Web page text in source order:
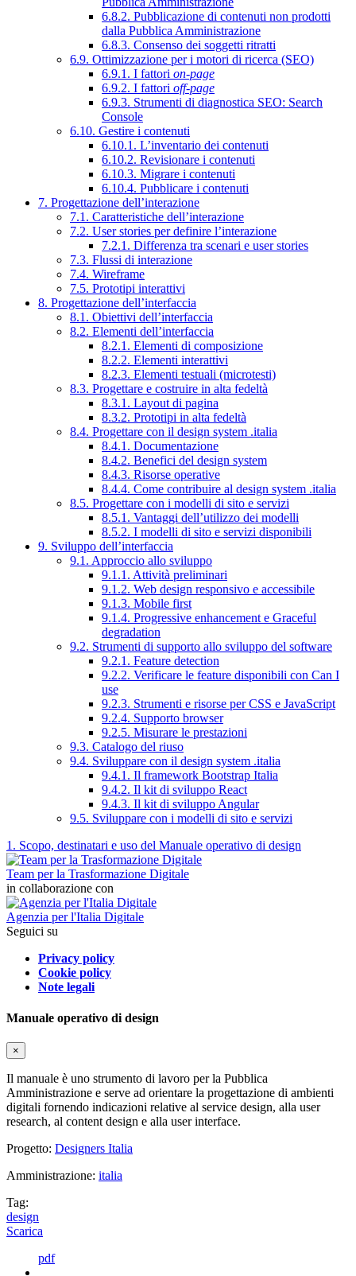
6.8.2. Pubblicazione di contenuti non prodotti
dalla Pubblica Amministrazione
6.8.3. Consenso dei soggetti ritratti
6.9. Ottimizzazione per i motori di ricerca (SEO)
6.9.1. I fattori on-page
6.9.2. I fattori off-page
6.9.3. Strumenti di diagnostica SEO: Search
Console
6.10. Gestire i contenuti
6.10.1. L’inventario dei contenuti
6.10.2. Revisionare i contenuti
6.10.3. Migrare i contenuti
6.10.4. Pubblicare i contenuti
7. Progettazione dell’interazione
7.1. Caratteristiche dell’interazione
7.2. User stories per definire l’interazione
7.2.1. Differenza tra scenari e user stories
7.3. Flussi di interazione
7.4. Wireframe
7.5. Prototipi interattivi
8. Progettazione dell’interfaccia
8.1. Obiettivi dell’interfaccia
8.2. Elementi dell’interfaccia
8.2.1. Elementi di composizione
8.2.2. Elementi interattivi
8.2.3. Elementi testuali (microtesti)
8.3. Progettare e costruire in alta fedeltà
8.3.1. Layout di pagina
8.3.2. Prototipi in alta fedeltà
8.4. Progettare con il design system .italia
8.4.1. Documentazione
8.4.2. Benefici del design system
8.4.3. Risorse operative
8.4.4. Come contribuire al design system .italia
8.5. Progettare con i modelli di sito e servizi
8.5.1. Vantaggi dell’utilizzo dei modelli
8.5.2. I modelli di sito e servizi disponibili
9. Sviluppo dell’interfaccia
9.1. Approccio allo sviluppo
9.1.1. Attività preliminari
9.1.2. Web design responsivo e accessibile
9.1.3. Mobile first
9.1.4. Progressive enhancement e Graceful
degradation
9.2. Strumenti di supporto allo sviluppo del software
9.2.1. Feature detection
9.2.2. Verificare le feature disponibili con Can I
use
9.2.3. Strumenti e risorse per CSS e JavaScript
9.2.4. Supporto browser
9.2.5. Misurare le prestazioni
9.3. Catalogo del riuso
9.4. Sviluppare con il design system .italia
9.4.1. Il framework Bootstrap Italia
9.4.2. Il kit di sviluppo React
9.4.3. Il kit di sviluppo Angular
9.5. Sviluppare con i modelli di sito e servizi
1. Scopo, destinatari e uso del Manuale operativo di design
Team per la Trasformazione Digitale
in collaborazione con
Agenzia per l'Italia Digitale
Seguici su
Privacy policy
Cookie policy
Note legali
Manuale operativo di design
×
Il manuale è uno strumento di lavoro per la Pubblica
Amministrazione e serve ad orientare la progettazione di ambienti
digitali fornendo indicazioni relative al service design, alla user
research, al content design e alla user interface.
Progetto: Designers Italia
Amministrazione: italia
Tag:
design
Scarica
pdf